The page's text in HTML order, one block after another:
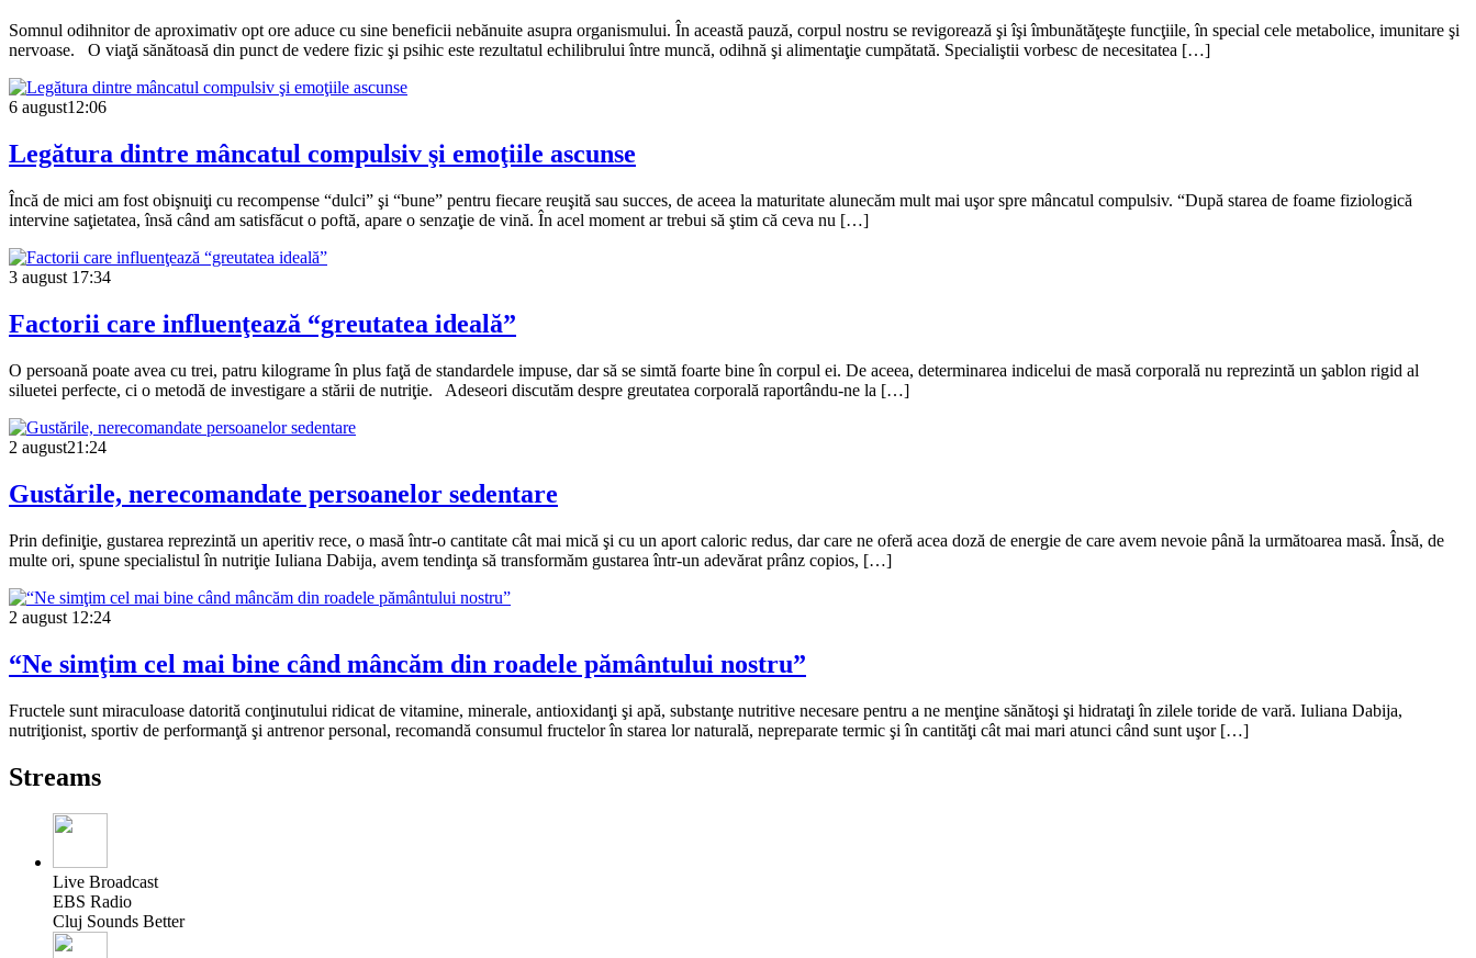
Somnul odihnitor de aproximativ opt ore aduce cu sine beneficii nebănuite asupra organismului. În această pauză, corpul nostru se revigorează şi îşi îmbunătăţeşte funcţiile, în special cele metabolice, imunitare şi
nervoase. O viaţă sănătoasă din punct de vedere fizic şi psihic este rezultatul echilibrului între muncă, odihnă şi alimentaţie cumpătată. Specialiştii vorbesc de necesitatea […]
6 august12:06
Legătura dintre mâncatul compulsiv şi emoţiile ascunse
Încă de mici am fost obişnuiţi cu recompense “dulci” şi “bune” pentru fiecare reuşită sau succes, de aceea la maturitate alunecăm mult mai uşor spre mâncatul compulsiv. “După starea de foame fiziologică
intervine saţietatea, însă când am satisfăcut o poftă, apare o senzaţie de vină. În acel moment ar trebui să ştim că ceva nu […]
3 august 17:34
Factorii care influenţează “greutatea ideală”
O persoană poate avea cu trei, patru kilograme în plus faţă de standardele impuse, dar să se simtă foarte bine în corpul ei. De aceea, determinarea indicelui de masă corporală nu reprezintă un şablon rigid al
siluetei perfecte, ci o metodă de investigare a stării de nutriţie. Adeseori discutăm despre greutatea corporală raportându-ne la […]
2 august21:24
Gustările, nerecomandate persoanelor sedentare
Prin definiţie, gustarea reprezintă un aperitiv rece, o masă într-o cantitate cât mai mică şi cu un aport caloric redus, dar care ne oferă acea doză de energie de care avem nevoie până la următoarea masă. Însă, de
multe ori, spune specialistul în nutriţie Iuliana Dabija, avem tendinţa să transformăm gustarea într-un adevărat prânz copios, […]
2 august 12:24
“Ne simţim cel mai bine când mâncăm din roadele pământului nostru”
Fructele sunt miraculoase datorită conţinutului ridicat de vitamine, minerale, antioxidanţi şi apă, substanţe nutritive necesare pentru a ne menţine sănătoşi şi hidrataţi în zilele toride de vară. Iuliana Dabija,
nutriţionist, sportiv de performanţă şi antrenor personal, recomandă consumul fructelor în starea lor naturală, nepreparate termic şi în cantităţi cât mai mari atunci când sunt uşor […]
Streams
Live Broadcast
EBS Radio
Cluj Sounds Better